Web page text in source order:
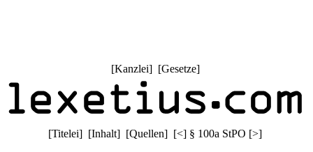
[Kanzlei] [Gesetze]
[Titelei] [Inhalt] [Quellen] [<] § 100a StPO [>]